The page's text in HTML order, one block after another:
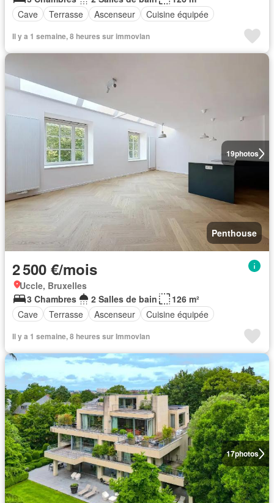
Cave
Terrasse Ascenseur Cuisine équipée
Il y a 1 semaine, 8 heures sur immovlan
19photos
Penthouse
2 500 €/mois
Uccle, Bruxelles
3 Chambres
2 Salles de bain
126 m²
Cave
Terrasse Ascenseur Cuisine équipée
Il y a 1 semaine, 8 heures sur Immovlan
17photos